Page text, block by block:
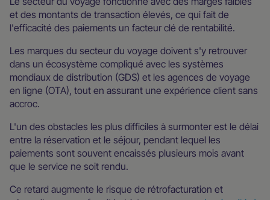
et des montants de transaction élevés, ce qui fait de
l'efficacité des paiements un facteur clé de rentabilité.
Les marques du secteur du voyage doivent s'y retrouver
dans un écosystème compliqué avec les systèmes
mondiaux de distribution (GDS) et les agences de voyage
en ligne (OTA), tout en assurant une expérience client sans
accroc.
L'un des obstacles les plus difficiles à surmonter est le délai
entre la réservation et le séjour, pendant lequel les
paiements sont souvent encaissés plusieurs mois avant
que le service ne soit rendu.
Ce retard augmente le risque de rétrofacturation et